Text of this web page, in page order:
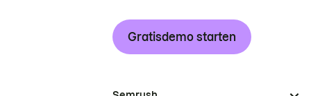
Gratisdemo starten